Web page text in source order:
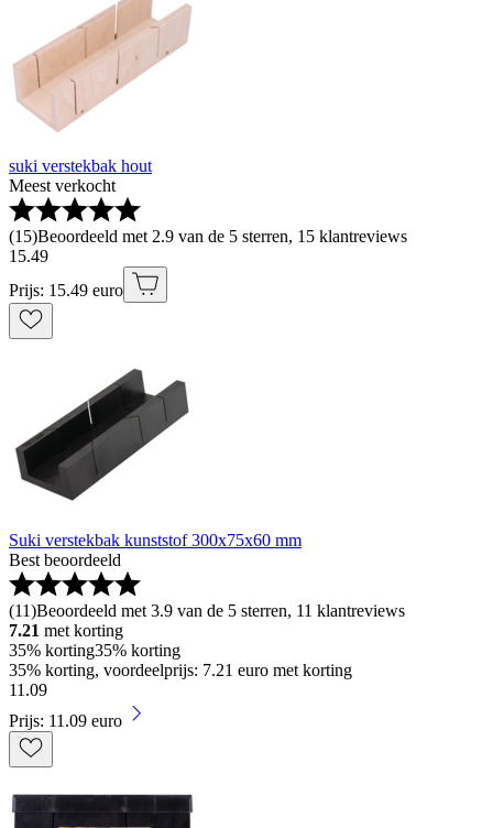
suki verstekbak hout
Meest verkocht
(15)Beoordeeld met 2.9 van de 5 sterren, 15 klantreviews
15.49
Prijs: 15.49 euro
Suki verstekbak kunststof 300x75x60 mm
Best beoordeeld
(11)Beoordeeld met 3.9 van de 5 sterren, 11 klantreviews
7.21 met korting
35% korting35% korting
35% korting, voordeelprijs: 7.21 euro met korting
11 .09
Prijs: 11.09 euro